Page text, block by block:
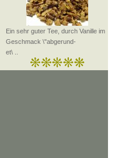
Ein sehr guter Tee, durch Vanille im
Geschmack \"abgerund-
et\ ..